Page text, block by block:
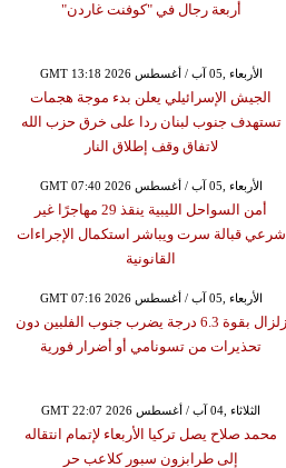
أربعة رجال في "كوفنت غاردن"
GMT 13:18 2026 الأربعاء ,05 آب / أغسطس
الجيش الإسرائيلي يعلن بدء موجة هجمات
تستهدف جنوب لبنان ردا على خرق حزب الله
لاتفاق وقف إطلاق النار
GMT 07:40 2026 الأربعاء ,05 آب / أغسطس
أمن السواحل الليبية ينقذ 29 مهاجرًا غير
شرعي قبالة سرت ويباشر استكمال الإجراءات
القانونية
GMT 07:16 2026 الأربعاء ,05 آب / أغسطس
زلزال بقوة 6.3 درجة يضرب جنوب الفلبين دون
تحذيرات من تسونامي أو أضرار فورية
GMT 22:07 2026 الثلاثاء ,04 آب / أغسطس
محمد صلاح يصل تركيا الأربعاء لإتمام انتقاله
إلى طرابزون سبور كلاعب حر